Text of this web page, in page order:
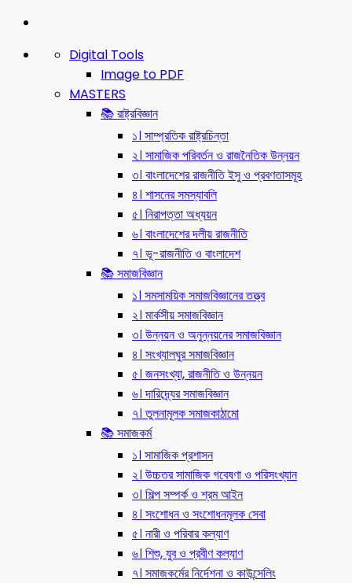
Digital Tools
Image to PDF
MASTERS
📚 রাষ্ট্রবিজ্ঞান
১। সাম্প্রতিক রাষ্ট্রচিন্তা
২। সামাজিক পরিবর্তন ও রাজনৈতিক উন্নয়ন
৩। বাংলাদেশের রাজনীতি ইসু ও প্রবণতাসমূহ
৪। শাসনের সমস্যাবলি
৫। নিরাপত্তা অধ্যয়ন
৬। বাংলাদেশের দলীয় রাজনীতি
৭। ভূ-রাজনীতি ও বাংলাদেশ
📚 সমাজবিজ্ঞান
১। সমসাময়িক সমাজবিজ্ঞানের তত্ত্ব
২। মার্কসীয় সমাজবিজ্ঞান
৩। উন্নয়ন ও অনুন্নয়নের সমাজবিজ্ঞান
৪। সংখ্যালঘুর সমাজবিজ্ঞান
৫। জনসংখ্যা, রাজনীতি ও উন্নয়ন
৬। দারিদ্র্যের সমাজবিজ্ঞান
৭। তুলনামূলক সমাজকাঠামো
📚 সমাজকর্ম
১। সামাজিক প্রশাসন
২। উচ্চতর সামাজিক গবেষণা ও পরিসংখ্যান
৩। শিল্প সম্পর্ক ও শ্রম আইন
৪। সংশোধন ও সংশোধনমূলক সেবা
৫। নারী ও পরিবার কল্যাণ
৬। শিশু, যুব ও প্রবীণ কল্যাণ
৭। সমাজকর্মের নির্দেশনা ও কাউন্সেলিং